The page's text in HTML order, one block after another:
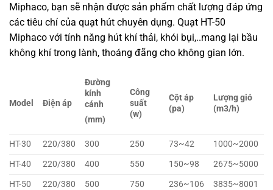
Miphaco, bạn sẽ nhận được sản phẩm chất lượng đáp ứng
các tiêu chí của quạt hút chuyên dụng. Quạt HT-50
Miphaco với tính năng hút khí thải, khói bụi,..mang lại bầu
không khí trong lành, thoáng đãng cho không gian lớn.
Model Điện áp
Đường
kính
cánh
(mm)
Công
suất
(w)
Cột áp
(pa)
Lượng gió
(m3/h)
HT-30 220/380 300 250 73~42
1000~2000
HT-40
220/380 400 550 150~98
2675~5000
HT-50
220/380 500 750 236~106
3835~8001